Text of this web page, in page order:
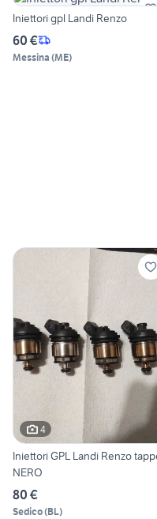
Iniettori gpl Landi Renzo
60 €
Messina (ME)
4
Iniettori GPL Landi Renzo
NERO
80 €
Sedico(BL)